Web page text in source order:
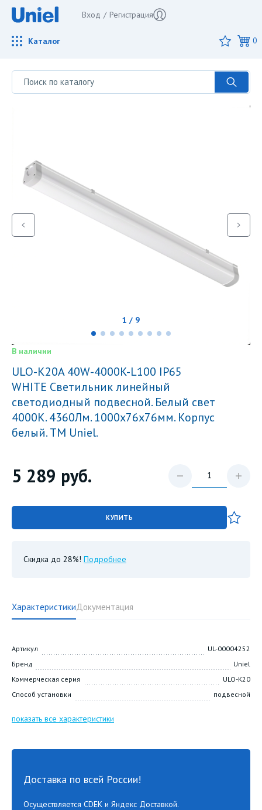
Вход / Регистрация
Каталог 0
1 / 9
В наличии
ULO-K20A 40W-4000K-L100 IP65
WHITE Светильник линейный
светодиодный подвесной. Белый свет
4000К. 4360Лм. 1000х76х76мм. Корпус
белый. TM Uniel.
5 289 руб.
КУПИТЬ
Скидка до 28%! Подробнее
ХарактеристикиДокументация
Артикул
UL-00004252
Бренд
Uniel
Коммерческая серия
ULO-K20
Способ установки
подвесной
показать все характеристики
Доставка по всей России!
Осуществляется CDEK и Яндекс Доставкой.